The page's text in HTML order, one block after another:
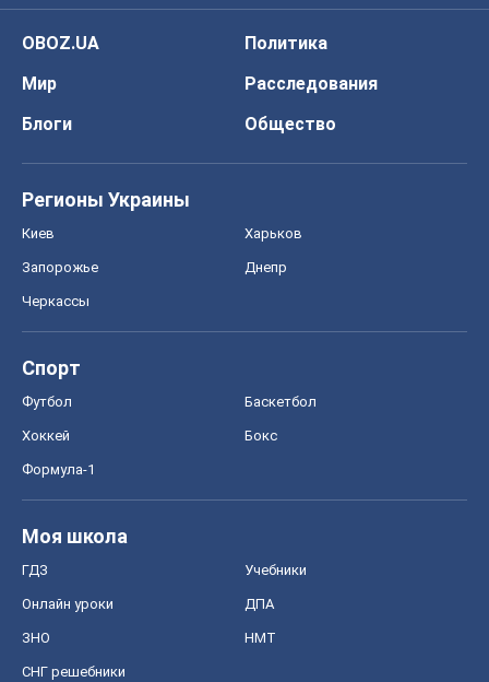
OBOZ.UA
Политика
Мир
Расследования
Блоги
Общество
Регионы Украины
Киев Харьков
Запорожье Днепр
Черкассы
Спорт
Футбол Баскетбол
Хоккей Бокс
Формула-1
Моя школа
ГДЗ Учебники
Онлайн уроки ДПА
ЗНО НМТ
СНГ решебники